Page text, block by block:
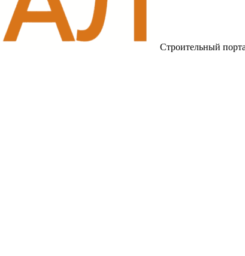
Строительный